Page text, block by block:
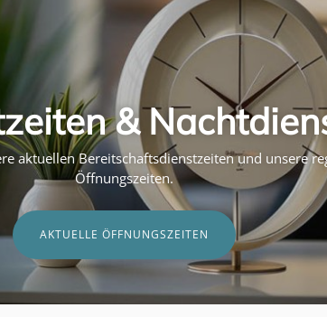
&
aktuellen Bereitschaftsdienstzeiten und unsere
Öffnungszeiten.
AKTUELLE ÖFFNUNGSZEITEN